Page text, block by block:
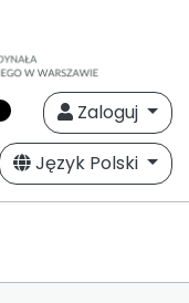
Zaloguj
Język Polski